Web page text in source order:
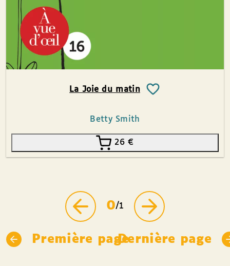
La Joie du matin
Betty Smith
26€
Première page
0/1
Dernière page